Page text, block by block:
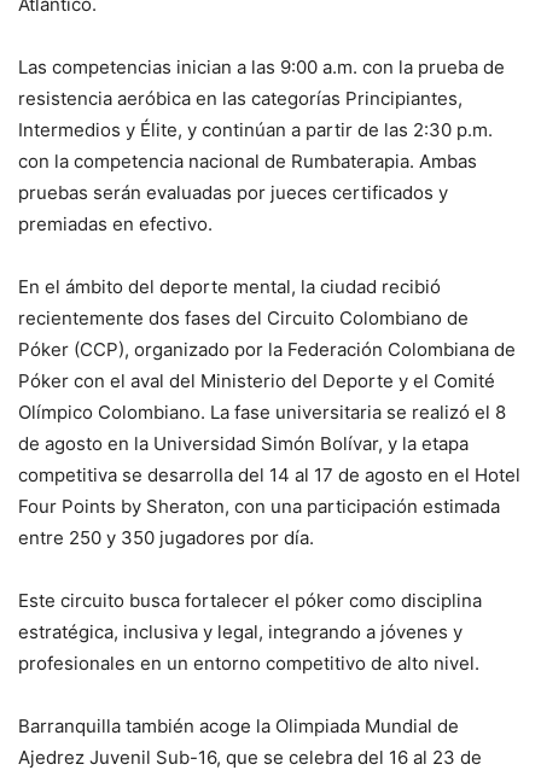
Las competencias inician a las 9:00 a.m. con la prueba de
resistencia aeróbica en las categorías Principiantes,
Intermedios y Élite, y continúan a partir de las 2:30 p.m.
con la competencia nacional de Rumbaterapia. Ambas
pruebas serán evaluadas por jueces certificados y
premiadas en efectivo.
En el ámbito del deporte mental, la ciudad recibió
recientemente dos fases del Circuito Colombiano de
Póker (CCP), organizado por la Federación Colombiana de
Póker con el aval del Ministerio del Deporte y el Comité
Olímpico Colombiano. La fase universitaria se realizó el 8
de agosto en la Universidad Simón Bolívar, y la etapa
competitiva se desarrolla del 14 al 17 de agosto en el Hotel
Four Points by Sheraton, con una participación estimada
entre 250 y 350 jugadores por día.
Este circuito busca fortalecer el póker como disciplina
estratégica, inclusiva y legal, integrando a jóvenes y
profesionales en un entorno competitivo de alto nivel.
Barranquilla también acoge la Olimpiada Mundial de
Ajedrez Juvenil Sub-16, que se celebra del 16 al 23 de